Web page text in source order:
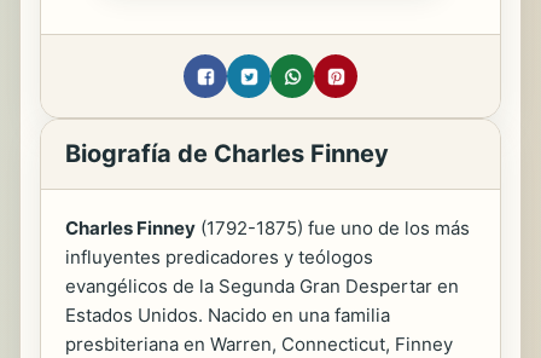
Biografía de Charles Finney
Charles Finney (1792-1875) fue uno de los más
influyentes predicadores y teólogos
evangélicos de la Segunda Gran Despertar en
Estados Unidos. Nacido en una familia
presbiteriana en Warren, Connecticut, Finney